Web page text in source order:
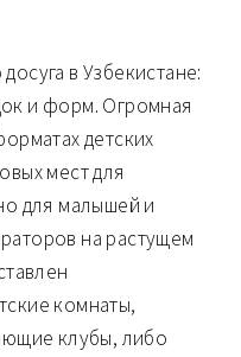
в Узбекистане:
и форм. Огромная
детских
мест для
для малышей и
на растущем
комнаты,
клубы, либо